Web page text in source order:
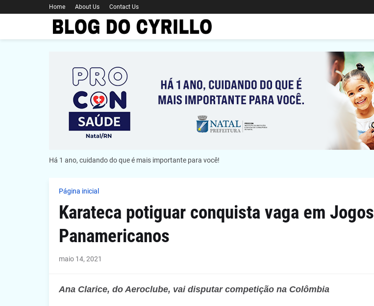
Home About Us Contact Us
Há 1 ano, cuidando do que é mais importante para você!
Página inicial
Karateca potiguar conquista vaga em Jogos
Panamericanos
maio 14, 2021
Ana Clarice, do Aeroclube, vai disputar competição na Colômbia